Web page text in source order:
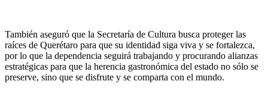
También aseguró que la Secretaría de Cultura busca proteger las
raíces de Querétaro para que su identidad siga viva y se fortalezca,
por lo que la dependencia seguirá trabajando y procurando alianzas
estratégicas para que la herencia gastronómica del estado no sólo se
preserve, sino que se disfrute y se comparta con el mundo.